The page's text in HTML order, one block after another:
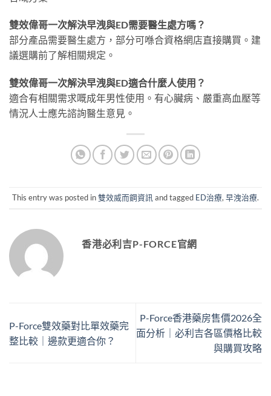
雙效偉哥一次解決早洩與ED需要醫生處方嗎？
部分產品需要醫生處方，部分可喺合資格網店直接購買。建
議選購前了解相關規定。
雙效偉哥一次解決早洩與ED適合什麼人使用？
適合有相關需求嘅成年男性使用。有心臟病、嚴重高血壓等
情況人士應先諮詢醫生意見。
This entry was posted in雙效威而鋼資訊and tagged ED治療,早洩治療.
香港必利吉P-FORCE官網
P-Force雙效藥對比單效藥完
整比較｜邊款更適合你？
P-Force香港藥房售價2026全
面分析｜必利吉各區價格比較
與購買攻略